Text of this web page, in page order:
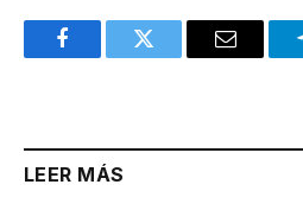
FacebookTwitter Email
LEER MÁS